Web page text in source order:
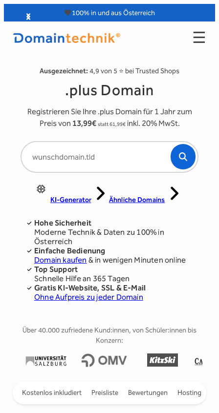
Inhalt
springen
🧡100% in und aus Österreich
☰
Ausgezeichnet: 4,9 von 5 ⭐️ bei Trusted Shops
.plus Domain
Registrieren Sie Ihre .plus Domain für 1 Jahr zum
Preis von 13,99€ statt 61,99€inkl. 20% MwSt.
KI-Generator Ähnliche Domains
Hohe Sicherheit
Moderne Technik & Daten zu 100% in
Österreich
Einfache Bedienung
Domain kaufen & in wenigen Minuten online
Top Support
Schnelle Hilfe an 365 Tagen
Gratis KI-Website, SSL & E-Mail
Ohne Aufpreis zu jeder Domain
Über 40.000 zufriedene Kund:innen, von Schüler:innen bis
Konzern:
Kostenlos inkludiert Preisliste Bewertungen Hosting